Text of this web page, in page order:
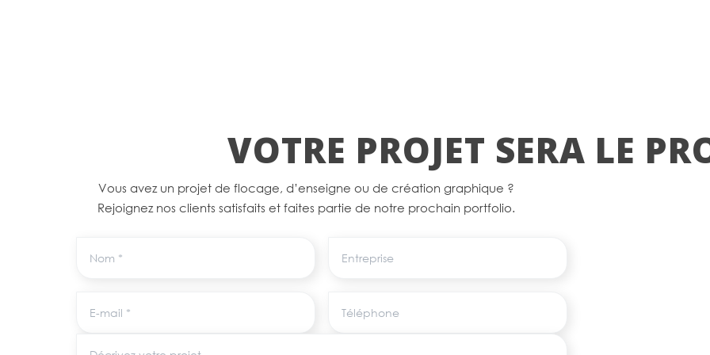
VOTRE PROJET SERA LE
Vous avez un projet de flocage, d’enseigne ou de création graphique ?
Rejoignez nos clients satisfaits et faites partie de notre prochain portfolio.